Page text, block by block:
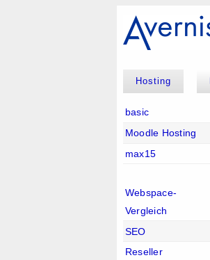
Hosting
basic
Moodle Hosting
max15
Webspace-
Vergleich
SEO
Reseller